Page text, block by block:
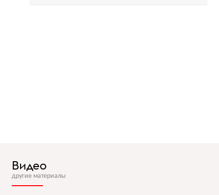
Видео
другие материалы